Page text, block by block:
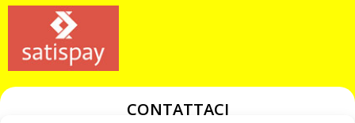
CONTATTACI